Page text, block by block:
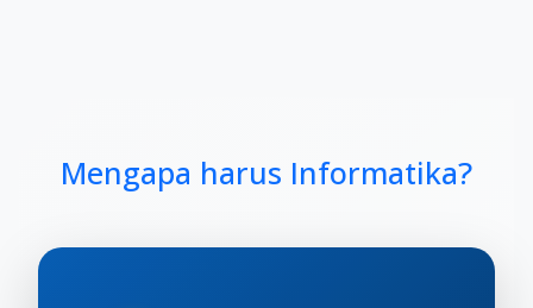
Mengapa harus Informatika?